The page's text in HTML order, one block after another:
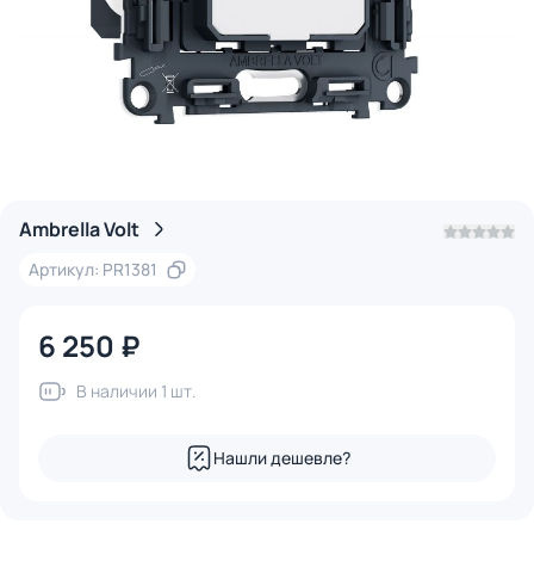
Ambrella Volt
Артикул: PR1381
6 250 ₽
В наличии 1 шт.
Нашли дешевле?